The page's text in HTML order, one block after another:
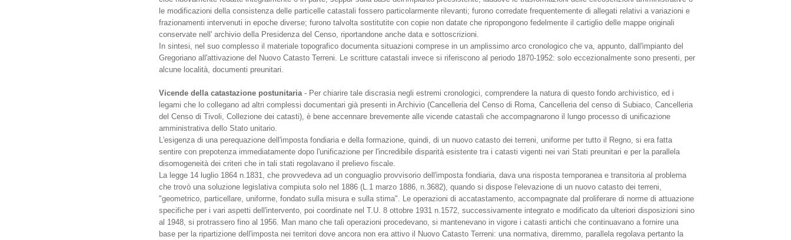
le modificazioni della consistenza delle particelle catastali fossero particolarmente rilevanti; furono corredate frequentemente di allegati relativi a variazioni e
frazionamenti intervenuti in epoche diverse; furono talvolta sostitutite con copie non datate che ripropongono fedelmente il cartiglio delle mappe originali
conservate nell' archivio della Presidenza del Censo, riportandone anche data e sottoscrizioni.
In sintesi, nel suo complesso il materiale topografico documenta situazioni comprese in un amplissimo arco cronologico che va, appunto, dall'impianto del
Gregoriano all'attivazione del Nuovo Catasto Terreni. Le scritture catastali invece si riferiscono al periodo 1870-1952: solo eccezionalmente sono presenti, per
alcune località, documenti preunitari.
Vicende della catastazione postunitaria - Per chiarire tale discrasia negli estremi cronologici, comprendere la natura di questo fondo archivistico, ed i
legami che lo collegano ad altri complessi documentari già presenti in Archivio (Cancelleria del Censo di Roma, Cancelleria del censo di Subiaco, Cancelleria
del Censo di Tivoli, Collezione dei catasti), è bene accennare brevemente alle vicende catastali che accompagnarono il lungo processo di unificazione
amministrativa dello Stato unitario.
L'esigenza di una perequazione dell'imposta fondiaria e della formazione, quindi, di un nuovo catasto dei terreni, uniforme per tutto il Regno, si era fatta
sentire con prepotenza immediatamente dopo l'unificazione per l'incredibile disparità esistente tra i catasti vigenti nei vari Stati preunitari e per la parallela
disomogeneità dei criteri che in tali stati regolavano il prelievo fiscale.
La legge 14 luglio 1864 n.1831, che provvedeva ad un conguaglio provvisorio dell'imposta fondiaria, dava una risposta temporanea e transitoria al problema
che trovò una soluzione legislativa compiuta solo nel 1886 (L.1 marzo 1886, n.3682), quando si dispose l'elevazione di un nuovo catasto dei terreni,
"geometrico, particellare, uniforme, fondato sulla misura e sulla stima". Le operazioni di accatastamento, accompagnate dal proliferare di norme di attuazione
specifiche per i vari aspetti dell'intervento, poi coordinate nel T.U. 8 ottobre 1931 n.1572, successivamente integrato e modificato da ulteriori disposizioni sino
al 1948, si protrassero fino al 1956. Man mano che tali operazioni procedevano, si mantenevano in vigore i catasti antichi che continuavano a fornire una
base per la ripartizione dell'imposta nei territori dove ancora non era attivo il Nuovo Catasto Terreni: una normativa, diremmo, parallela regolava pertanto la